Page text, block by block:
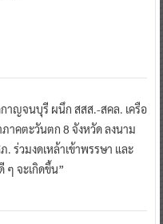
าญจนบุรี ผนึก สสส.-สคล. เครือ
ภาคตะวันตก 8 จังหวัด ลงนาม
. ร่วมงดเหล้าเข้าพรรษา และ
ๆ จะเกิดขึ้น”